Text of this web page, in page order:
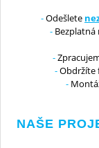
Odešlete
Obdržíte
NAŠE